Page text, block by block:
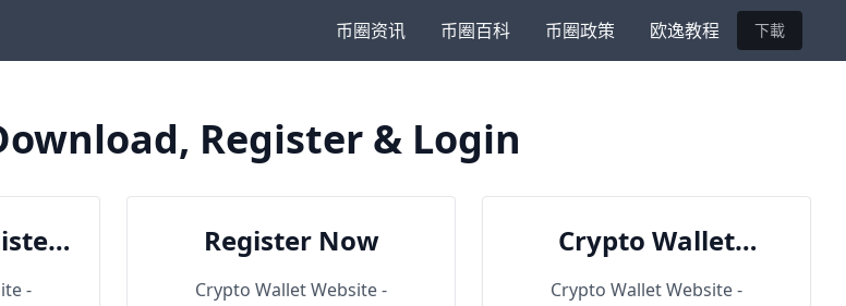
币圈资讯 币圈百科 币圈政策 欧逸教程 下載
Register & Login
-
Register Now
Crypto Wallet Website -
Crypto Wallet
Backup URL
Crypto Wallet Website -